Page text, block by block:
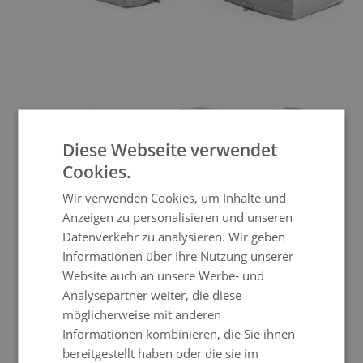
Abdeckplane Balcony Edelstahl
Mit dieser Abdeckplane schützen Sie nicht
nur Ihrer Möbel vor Schlechtwetter,
sondern fördern damit die Langlebigkeit
Ihrer Living Zone Gartenmöbel.
Gartenmöbel Überzüge, die jedem Wetter trotzen
Diese Webseite verwendet
Cookies.
Wir verwenden Cookies, um Inhalte und
Anzeigen zu personalisieren und unseren
Datenverkehr zu analysieren. Wir geben
Informationen über Ihre Nutzung unserer
Website auch an unsere Werbe- und
Analysepartner weiter, die diese
möglicherweise mit anderen
Informationen kombinieren, die Sie ihnen
bereitgestellt haben oder die sie im